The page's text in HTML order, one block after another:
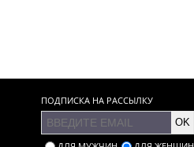
ПОДПИСКА НА РАССЫЛКУ
OK